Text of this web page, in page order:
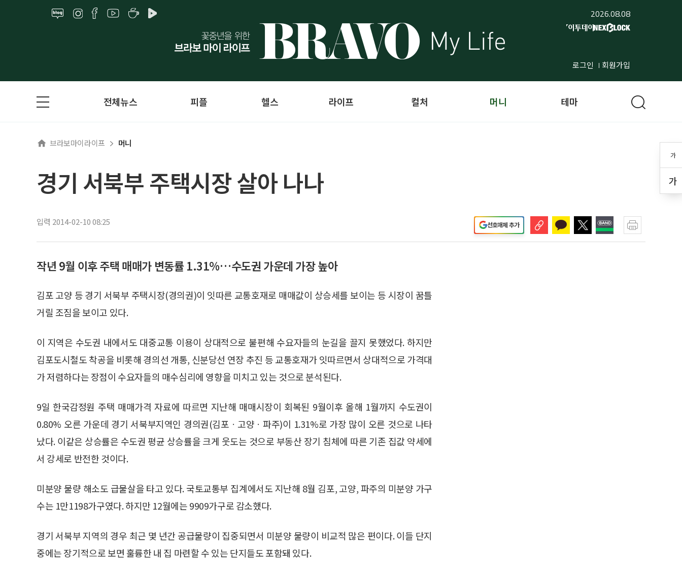
2026.08.08
로그인 회원가입
가
가
전체뉴스 피플 헬스 라이프 컬처 머니 테마
브라보마이라이프 머니
경기 서북부 주택시장 살아 나나
입력 2014-02-10 08:25 선호매체 추가
작년 9월 이후 주택 매매가 변동률 1.31%…수도권 가운데 가장 높아
김포 고양 등 경기 서북부 주택시장(경의권)이 잇따른 교통호재로 매매값이 상승세를 보이는 등 시장이 꿈틀
거릴 조짐을 보이고 있다.
이 지역은 수도권 내에서도 대중교통 이용이 상대적으로 불편해 수요자들의 눈길을 끌지 못했었다. 하지만
김포도시철도 착공을 비롯해 경의선 개통, 신분당선 연장 추진 등 교통호재가 잇따르면서 상대적으로 가격대
가 저렴하다는 장점이 수요자들의 매수심리에 영향을 미치고 있는 것으로 분석된다.
9일 한국감정원 주택 매매가격 자료에 따르면 지난해 매매시장이 회복된 9월이후 올해 1월까지 수도권이
0.80% 오른 가운데 경기 서북부지역인 경의권(김포ㆍ고양ㆍ파주)이 1.31%로 가장 많이 오른 것으로 나타
났다. 이같은 상승률은 수도권 평균 상승률을 크게 웃도는 것으로 부동산 장기 침체에 따른 기존 집값 약세에
서 강세로 반전한 것이다.
미분양 물량 해소도 급물살을 타고 있다. 국토교통부 집계에서도 지난해 8월 김포, 고양, 파주의 미분양 가구
수는 1만1198가구였다. 하지만 12월에는 9909가구로 감소했다.
경기 서북부 지역의 경우 최근 몇 년간 공급물량이 집중되면서 미분양 물량이 비교적 많은 편이다. 이들 단지
중에는 장기적으로 보면 훌륭한 내 집 마련할 수 있는 단지들도 포함돼 있다.